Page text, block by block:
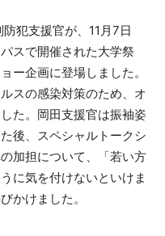
犯支援官が、11月7日
スで開催された大学祭
ー企画に登場しました。
スの感染対策のため、オ
た。岡田支援官は振袖姿
後、スペシャルトークシ
加担について、「若い方
に気を付けないといけま
かけました。